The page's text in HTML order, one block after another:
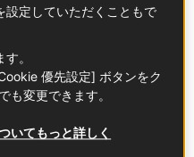
い美しい果肉が特徴で
す。
ヴァール県産で、年間
設定していただくこともで
。
優先設定] ボタンをク
も変更できます。
いてもっと詳しく